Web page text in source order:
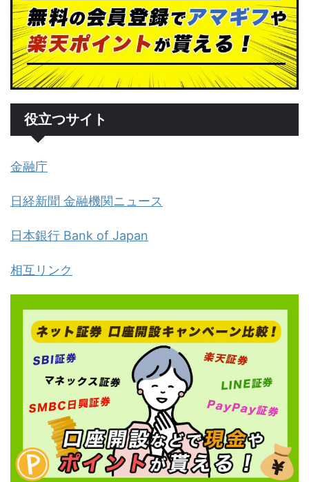
役立つサイト
金融庁
日経新聞 金融機関ニュース
日本銀行 Bank of Japan
相互リンク